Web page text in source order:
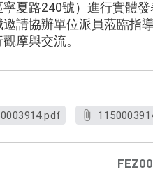
夏路240號）進行實體發
邀請協辦單位派員蒞臨指
摩與交流。